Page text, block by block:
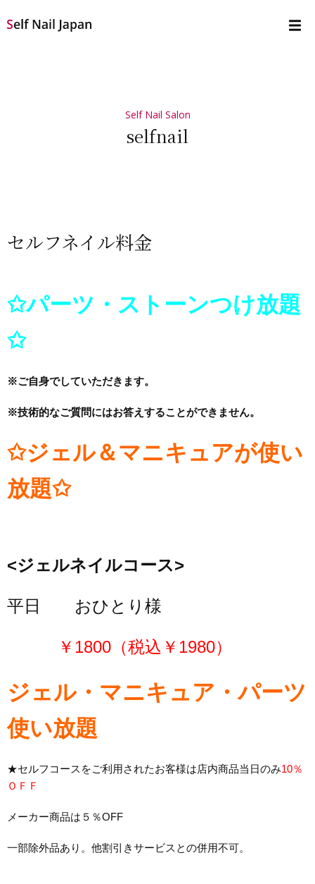
Self Nail Salon
selfnail
セルフネイル料金
✩パーツ・ストーンつけ放題
✩
※ご自身でしていただきます。
※技術的なご質問にはお答えすることができません。
✩ジェル＆マニキュアが使い
放題✩
<ジェルネイルコース>
平日 おひとり様
￥1800（税込￥1980）
ジェル・マニキュア・パーツ
使い放題
★セルフコースをご利用されたお客様は店内商品当日のみ10％
ＯＦＦ
メーカー商品は５％OFF
一部除外品あり。他割引きサービスとの併用不可。